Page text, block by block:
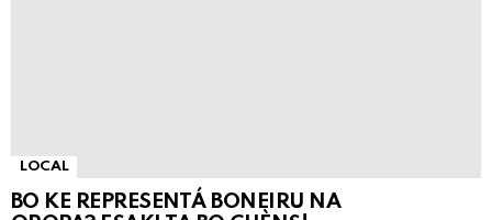
LOCAL
BO KE REPRESENTÁ BONEIRU NA